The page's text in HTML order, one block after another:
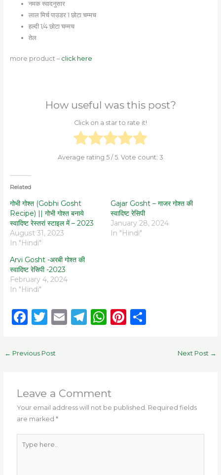
नमक स्वादनुसार
लाल मिर्च पाउडर 1 छोटा चम्मच
हल्दी 1/4 छोटा चम्मच
तेल
more product – click here
How useful was this post?
Click on a star to rate it!
Average rating 5 / 5. Vote count: 3
Related
गोभी गोश्त (Gobhi Gosht
Recipe) || गोभी गोश्त बनाये
स्वादिष्ट रेस्तरां स्टाइल में – 2023
August 31, 2023
In "Hindi"
Gajar Gosht – गाजर गोश्त की
स्वादिष्ट रेसिपी
January 28, 2024
In "Hindi"
Arvi Gosht -अरबी गोश्त की
स्वादिष्ट रेसिपी -2023
February 4, 2024
In "Hindi"
F
c
o
o
k
T
it
E T
m
W
p
p
Pi S
← Previous Post Next Post →
Leave a Comment
Your email address will not be published. Required fields
are marked*
here..